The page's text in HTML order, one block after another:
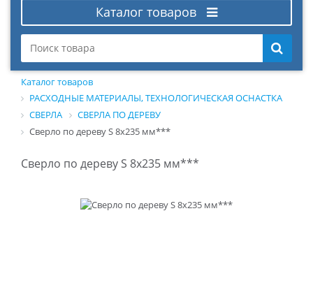
Каталог товаров
Каталог товаров
РАСХОДНЫЕ МАТЕРИАЛЫ, ТЕХНОЛОГИЧЕСКАЯ ОСНАСТКА
СВЕРЛА
СВЕРЛА ПО ДЕРЕВУ
Сверло по дереву S 8x235 мм***
Сверло по дереву S 8x235 мм***